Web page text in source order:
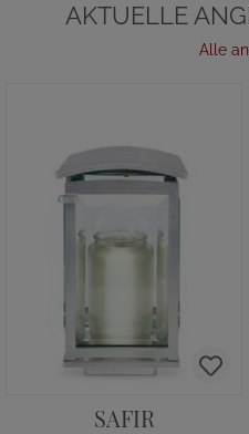
AKTUELLE
Alle
SAFIR